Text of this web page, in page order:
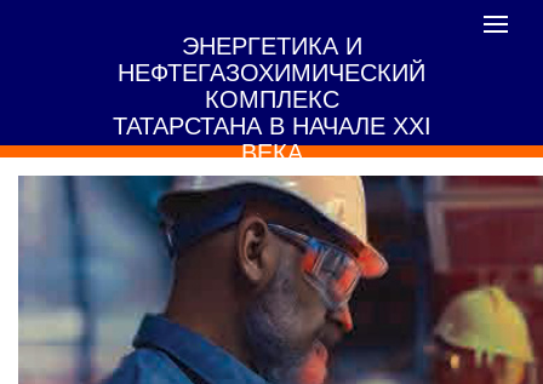
ЭНЕРГЕТИКА И
НЕФТЕГАЗОХИМИЧЕСКИЙ
КОМПЛЕКС
ТАТАРСТАНА В НАЧАЛЕ XXI
ВЕКА
Toggle